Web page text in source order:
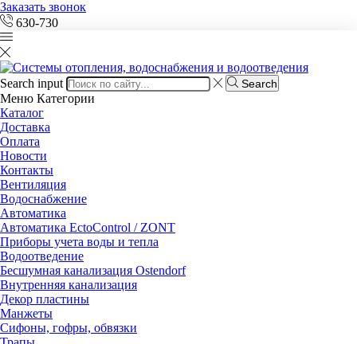
Заказать звонок
630-730
Search input Search
Меню Категории
Каталог
Доставка
Оплата
Новости
Контакты
Вентиляция
Водоснабжение
Автоматика
Автоматика EctoControl / ZONT
Приборы учета воды и тепла
Водоотведение
Бесшумная канализация Ostendorf
Внутренняя канализация
Декор пластины
Манжеты
Сифоны, гофры, обвязки